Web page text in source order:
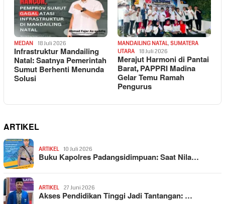
MEDAN 18 Juli 2026
Infrastruktur Mandailing
Natal: Saatnya Pemerintah
Sumut Berhenti Menunda
Solusi
MANDAILING NATAL, SUMATERA
UTARA
18 Juli 2026
Merajut Harmoni di Pantai
Barat, PAPPRI Madina
Gelar Temu Ramah
Pengurus
ARTIKEL
ARTIKEL 10 Juli 2026
Buku Kapolres Padangsidimpuan: Saat Nila…
ARTIKEL 27 Juni 2026
Akses Pendidikan Tinggi Jadi Tantangan: …